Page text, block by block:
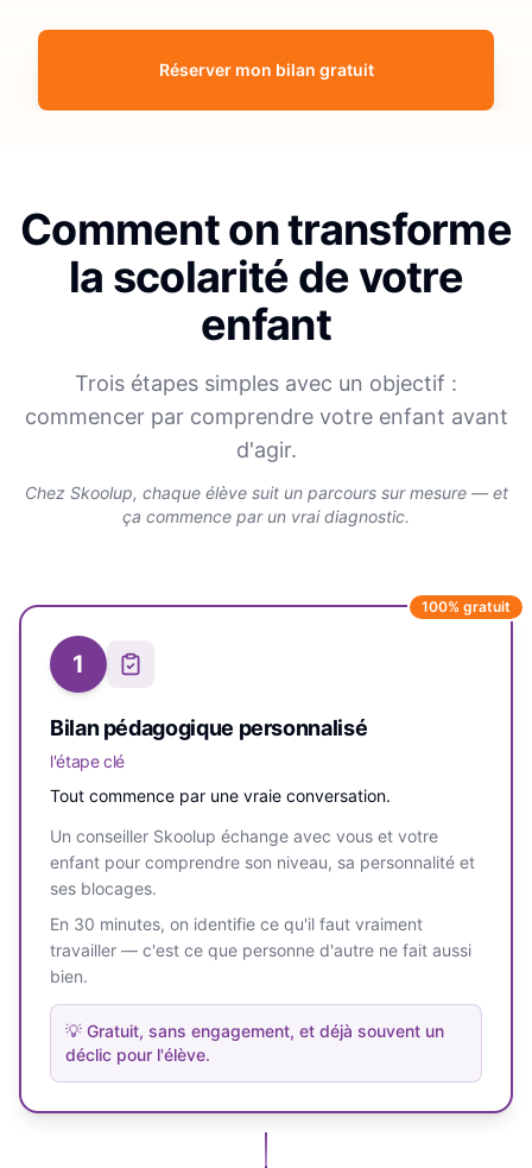
Réserver mon bilan gratuit
Comment on transforme
la scolarité de votre
enfant
Trois étapes simples avec un objectif :
commencer par comprendre votre enfant avant
d'agir.
Chez Skoolup, chaque élève suit un parcours sur mesure — et
ça commence par un vrai diagnostic.
100% gratuit
1
Bilan pédagogique personnalisé
l'étape clé
Tout commence par une vraie conversation.
Un conseiller Skoolup échange avec vous et votre
enfant pour comprendre son niveau, sa personnalité et
ses blocages.
En 30 minutes, on identifie ce qu'il faut vraiment
travailler — c'est ce que personne d'autre ne fait aussi
bien.
💡 Gratuit, sans engagement, et déjà souvent un
déclic pour l'élève.